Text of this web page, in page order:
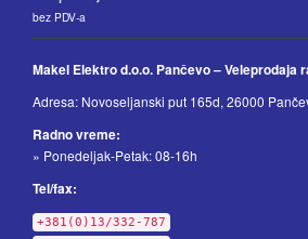
bez PDV-a
Makel Elektro d.o.o. Pančevo – Veleprodaja
Adresa: Novoseljanski put 165d, 26000
Radno vreme:
» Ponedeljak-Petak: 08-16h
Tel/fax:
+381(0)13/332-787